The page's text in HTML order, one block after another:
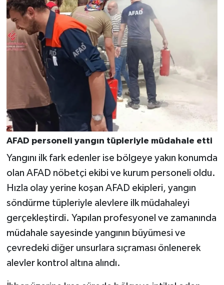
AFAD personeli yangın tüpleriyle müdahale etti
Yangını ilk fark edenler ise bölgeye yakın konumda
olan AFAD nöbetçi ekibi ve kurum personeli oldu.
Hızla olay yerine koşan AFAD ekipleri, yangın
söndürme tüpleriyle alevlere ilk müdahaleyi
gerçekleştirdi. Yapılan profesyonel ve zamanında
müdahale sayesinde yangının büyümesi ve
çevredeki diğer unsurlara sıçraması önlenerek
alevler kontrol altına alındı.